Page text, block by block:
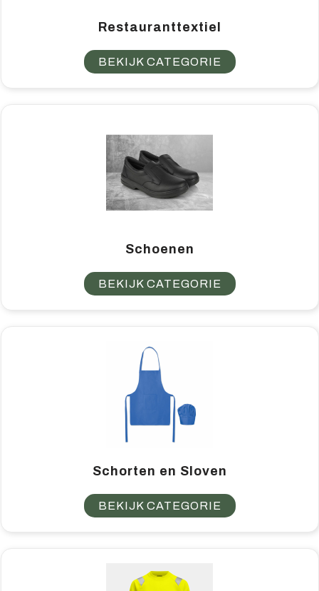
Restauranttextiel
BEKIJK CATEGORIE
Schoenen
BEKIJK CATEGORIE
Schorten en Sloven
BEKIJK CATEGORIE